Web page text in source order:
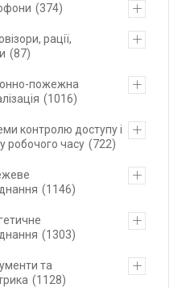
374
рації,
87
пожежна
1016
контролю доступу і
робочого часу
722
1146
1303
та
1128